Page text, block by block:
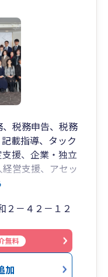
税務申告、税務
載指導、タック
援、企業・独立
営支援、アセッ
ジメント支援、
援、業務フロ
サルティング、給
き、就業規則・
様のご要望にお
２－４２－１２
無料
加